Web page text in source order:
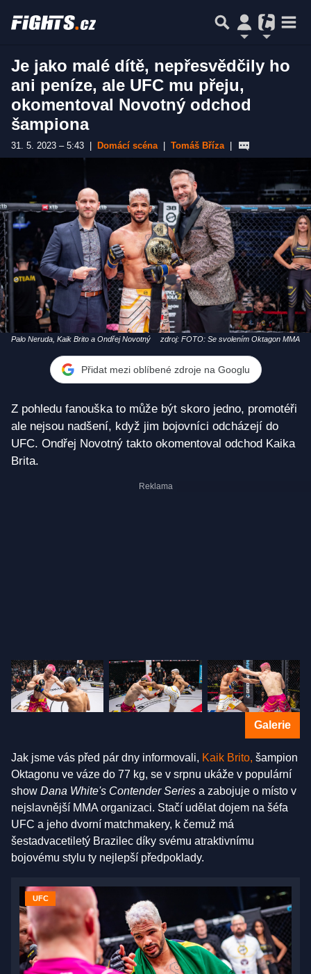
Je jako malé dítě, nepřesvědčily ho
ani peníze, ale UFC mu přeju,
okomentoval Novotný odchod
šampiona
31. 5. 2023 – 5:43 Domácí scéna Tomáš Bříza
Palo Neruda, Kaik Brito a Ondřej Novotný zdroj: FOTO: Se svolením Oktagon MMA
Přidat mezi oblíbené zdroje na Googlu
Z pohledu fanouška to může být skoro jedno, promotéři
ale nejsou nadšení, když jim bojovníci odcházejí do
UFC. Ondřej Novotný takto okomentoval odchod Kaika
Brita.
Galerie
Jak jsme vás před pár dny informovali, Kaik Brito, šampion
Oktagonu ve váze do 77 kg, se v srpnu ukáže v populární
show Dana White's Contender Series a zabojuje o místo v
nejslavnější MMA organizaci. Stačí udělat dojem na šéfa
UFC a jeho dvorní matchmakery, k čemuž má
šestadvacetiletý Brazilec díky svému atraktivnímu
bojovému stylu ty nejlepší předpoklady.
UFC